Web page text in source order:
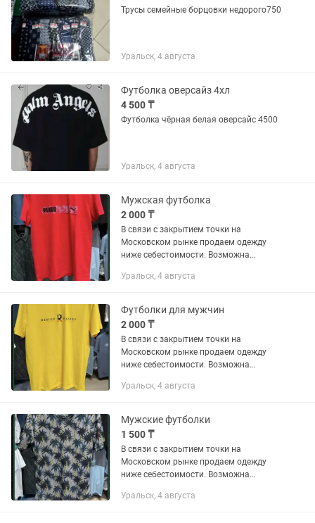
Трусы семейные борцовки недорого750
Уральск, 4 августа
Футболка оверсайз 4хл
4 500 ₸
Футболка чёрная белая оверсайс 4500
Уральск, 4 августа
Мужская футболка
2 000 ₸
В связи с закрытием точки на
Московском рынке продаем одежду
ниже себестоимости. Возможна
Уральск, 4 августа
Футболки для мужчин
2 000 ₸
В связи с закрытием точки на
Московском рынке продаем одежду
ниже себестоимости. Возможна
Уральск, 4 августа
Мужские футболки
1 500 ₸
В связи с закрытием точки на
Московском рынке продаем одежду
ниже себестоимости. Возможна
Уральск, 4 августа